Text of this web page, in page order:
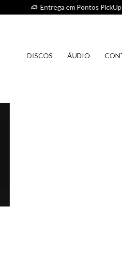
Entrega em Pontos
DISCOS ÁUDIO